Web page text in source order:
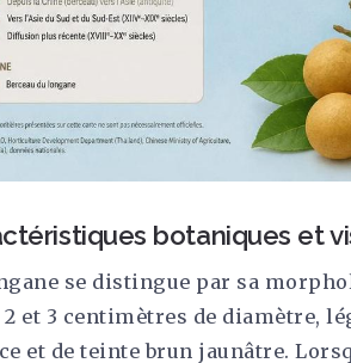
botaniques et
se distingue par sa
2 et 3 centimètres de diamètre,
et de teinte brun jaunâtre.